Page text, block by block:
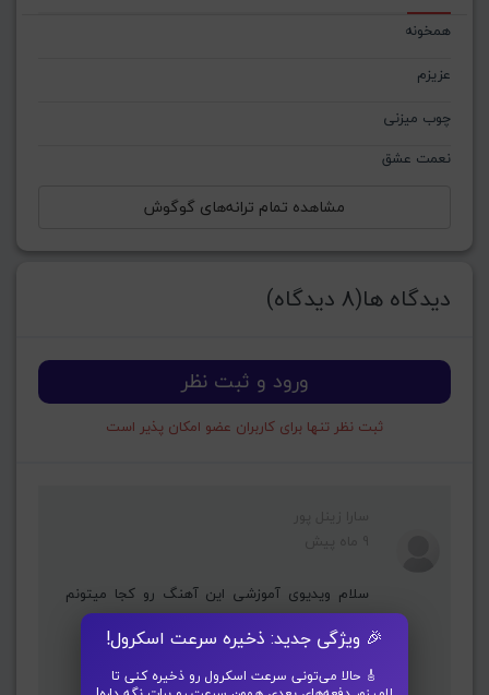
🎉 ویژگی جدید: ذخیره سرعت اسکرول!
🎸 حالا می‌تونی سرعت اسکرول رو ذخیره کنی تا
همخونه
عزیزم
چوب میزنی
نعمت عشق
مشاهده تمام ترانه‌های گوگوش
دیدگاه ها(8 دیدگاه)
ورود و ثبت نظر
ثبت نظر تنها برای کاربران عضو امکان پذیر است
سلام ویدیوی آموزشی این آهنگ رو کجا میتونم
ببینم؟